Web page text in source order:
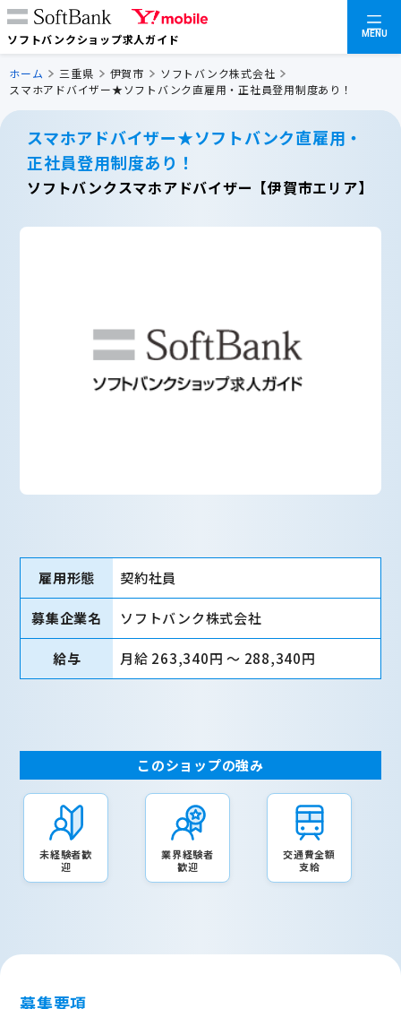
ソフトバンクショップ求人ガイド MENU
ホーム 三重県 伊賀市
ソフトバンク株式会社
スマホアドバイザー★ソフトバンク直雇用・正社員登用制度あり！
スマホアドバイザー★ソフトバンク直雇用・
正社員登用制度あり！
ソフトバンクスマホアドバイザー【伊賀市エリア】
雇用形態 契約社員
募集企業名 ソフトバンク株式会社
給与 月給 263,340円 〜 288,340円
このショップの強み
未経験者歓
迎
業界経験者
歓迎
交通費全額
支給
募集要項